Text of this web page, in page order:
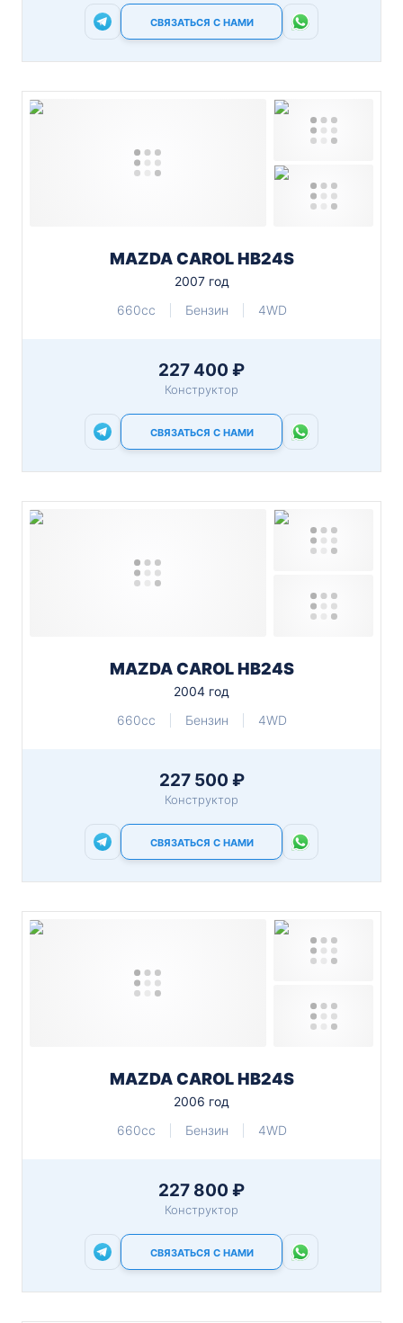
СВЯЗАТЬСЯ С НАМИ
MAZDA CAROL HB24S
2007 год
660cc
Бензин 4WD
227 400 ₽
Конструктор
СВЯЗАТЬСЯ С НАМИ
MAZDA CAROL HB24S
2004 год
660cc
Бензин 4WD
227 500 ₽
Конструктор
СВЯЗАТЬСЯ С НАМИ
MAZDA CAROL HB24S
2006 год
660cc
Бензин 4WD
227 800 ₽
Конструктор
СВЯЗАТЬСЯ С НАМИ